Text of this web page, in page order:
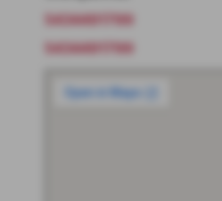
5434491799
5434491799